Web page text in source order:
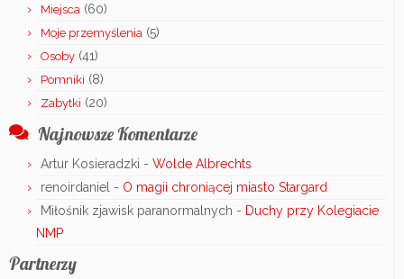
Miejsca (60)
Moje przemyślenia (5)
Osoby (41)
Pomniki (8)
Zabytki (20)
Najnowsze Komentarze
Artur Kosieradzki - Wolde Albrechts
renoirdaniel - O magii chroniącej miasto Stargard
Miłośnik zjawisk paranormalnych - Duchy przy Kolegiacie
NMP
Partnerzy